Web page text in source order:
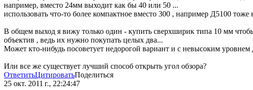
например, вместо 24мм выходит как бы 40 или 50 ...
использовать что-то более компактное вместо 300 , например Д5100
В общем выход я вижу только один - купить сверхширик типа 10 мм
объектив , ведь их нужно покупать целых два...
Может кто-нибудь посоветует недорогой вариант и с невысоким уровнем
Или все же существует лучший способ открыть угол обзора?
ОтветитьЦитироватьПоделиться
25 окт. 2011 г., 22:24:47